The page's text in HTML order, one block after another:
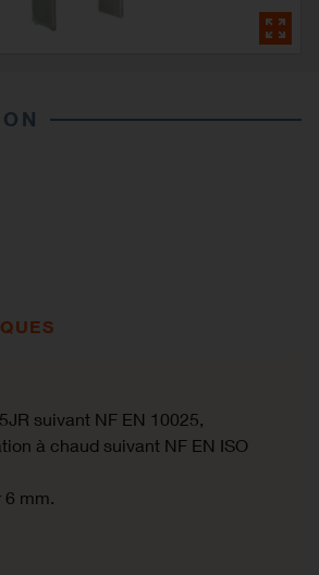
suivant NF EN 10025,
à chaud suivant NF EN ISO
6 mm.